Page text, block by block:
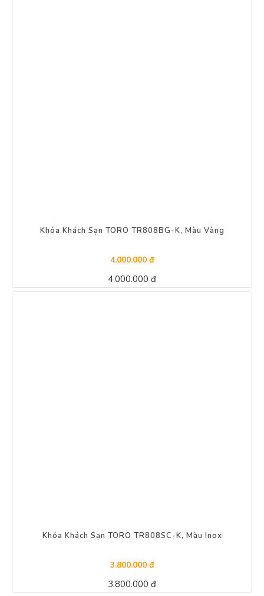
Khóa Khách Sạn TORO TR808BG-K, Màu Vàng
4.000.000 đ
4.000.000 đ
Khóa Khách Sạn TORO TR808SC-K, Màu Inox
3.800.000 đ
3.800.000 đ